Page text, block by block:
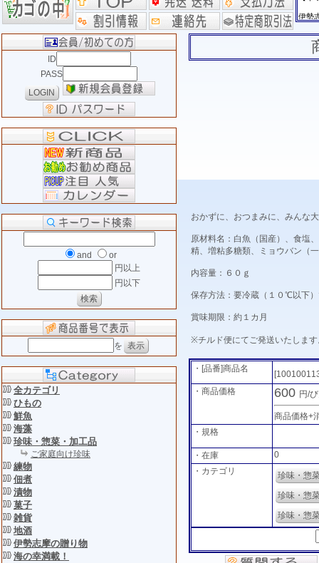
ID
PASS
and
or
円以上
円以下
を
全カテゴリ
ひもの
鮮魚
海藻
珍味・惣菜・加工品
ご家庭向け珍味
練物
佃煮
漬物
菓子
雑貨
地酒
伊勢志摩の贈り物
海の幸満載！
おかずに、おつまみに、みんな
原材料名：白魚（国産）、食塩
精、増粘多糖類、ミョウバン（
内容量：６０ｇ
保存方法：要冷蔵（１０℃以下
賞味期限：約１カ月
※チルド便にてご発送いたします
・[品番]商品名
・商品価格
600 円/
商品価格+
・規格
・在庫
0
・カテゴリ
珍味・惣
珍味・惣
珍味・惣